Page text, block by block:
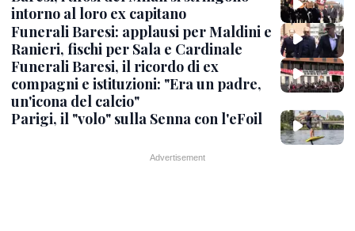
intorno al loro ex capitano
Funerali Baresi: applausi per Maldini e
Ranieri, fischi per Sala e Cardinale
Funerali Baresi, il ricordo di ex
compagni e istituzioni: "Era un padre,
un'icona del calcio"
Parigi, il "volo" sulla Senna con l'eFoil